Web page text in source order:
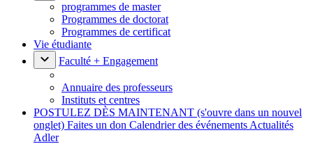
programmes de master
Programmes de doctorat
Programmes de certificat
Vie étudiante
Faculté + Engagement
Annuaire des professeurs
Instituts et centres
POSTULEZ DÈS MAINTENANT (s'ouvre dans un nouvel
onglet) Faites un don Calendrier des événements Actualités
Adler